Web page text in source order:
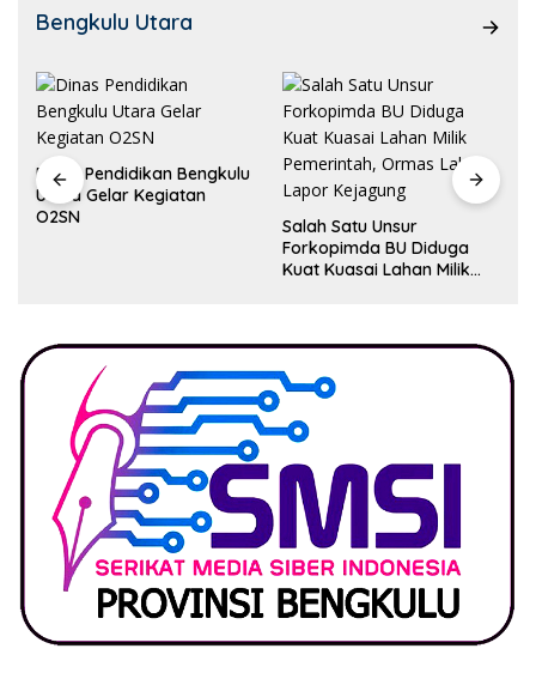
Bengkulu Utara
Dinas Pendidikan Bengkulu
Utara Gelar Kegiatan
O2SN
Salah Satu Unsur
Forkopimda BU Diduga
Kuat Kuasai Lahan Milik